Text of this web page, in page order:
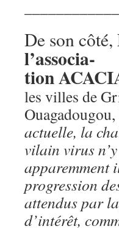
De son côté,
l’associa-
tion
les villes de
actuelle, la
vilain virus
apparemment
progression
attendus par
d’intérêt,